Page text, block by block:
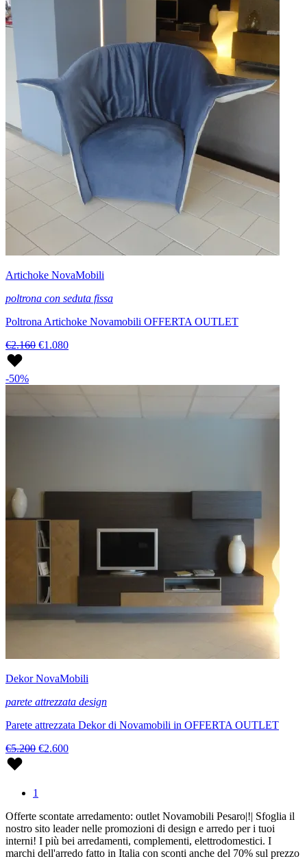
Artichoke NovaMobili
poltrona con seduta fissa
Poltrona Artichoke Novamobili OFFERTA OUTLET
€2.160 €1.080
-50%
Dekor NovaMobili
parete attrezzata design
Parete attrezzata Dekor di Novamobili in OFFERTA OUTLET
€5.200 €2.600
1
Offerte scontate arredamento: outlet Novamobili Pesaro|!| Sfoglia il
nostro sito leader nelle promozioni di design e arredo per i tuoi
interni! I più bei arredamenti, complementi, elettrodomestici. I
marchi dell'arredo fatto in Italia con sconti anche del 70% sul prezzo